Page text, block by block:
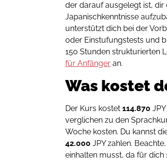
der darauf ausgelegt ist,
Japanischkenntnisse
unterstützt dich bei der
oder Einstufungstests und
150 Stunden strukturierten
für Anfänger an.
Was kostet
Der Kurs kostet114.870
verglichen zu den
Woche kosten. Du kannst
42.000 JPY zahlen.
einhalten musst, da für